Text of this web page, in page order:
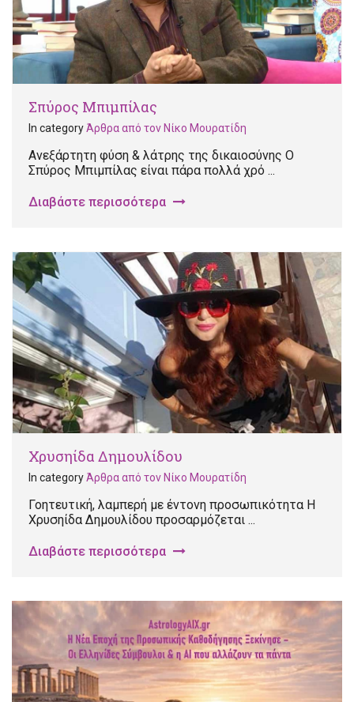
Σπύρος Μπιμπίλας
In categoryΆρθρα από τον Νίκο Μουρατίδη
Ανεξάρτητη φύση & λάτρης της δικαιοσύνης Ο
Σπύρος Μπιμπίλας είναι πάρα πολλά χρό ...
Διαβάστε περισσότερα
Χρυσηίδα Δημουλίδου
In categoryΆρθρα από τον Νίκο Μουρατίδη
Γοητευτική, λαμπερή με έντονη προσωπικότητα Η
Χρυσηίδα Δημουλίδου προσαρμόζεται ...
Διαβάστε περισσότερα